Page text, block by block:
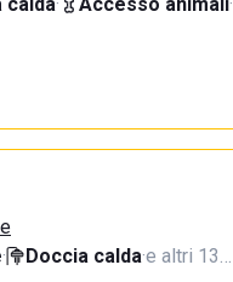
· Doccia calda·e altri 13…